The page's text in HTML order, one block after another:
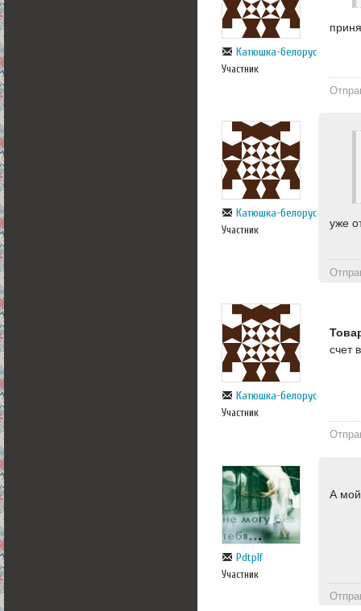
Катюшка-белорусска
Участник
Катюшка-белорусска
Участник
уже
Катюшка-белорусска
Участник
счет
Pdtplf
Участник
А мой